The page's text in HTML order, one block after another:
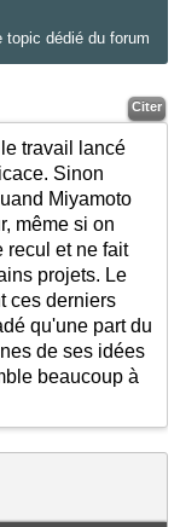
dédié du forum
Citer
travail lancé
Sinon
Miyamoto
même si on
recul et ne fait
projets. Le
ces derniers
qu'une part du
de ses idées
beaucoup à